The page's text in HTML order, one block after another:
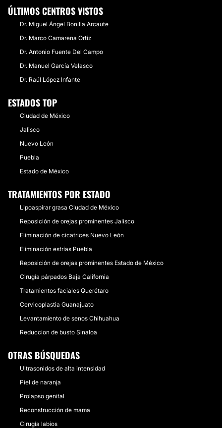
ÚLTIMOS CENTROS VISTOS
Dr. Miguel Ángel Bonilla Arcaute
Dr. Marco Camarena Ortiz
Dr. Antonio Fuente Del Campo
Dr. Manuel García Velasco
Dr. Raúl López Infante
ESTADOS TOP
Ciudad de México
Jalisco
Nuevo León
Puebla
Estado de México
TRATAMIENTOS POR ESTADO
Lipoaspirar grasa Ciudad de México
Reposición de orejas prominentes Jalisco
Eliminación de cicatrices Nuevo León
Eliminación estrías Puebla
Reposición de orejas prominentes Estado de México
Cirugía párpados Baja California
Tratamientos faciales Querétaro
Cervicoplastia Guanajuato
Levantamiento de senos Chihuahua
Reduccion de busto Sinaloa
OTRAS BÚSQUEDAS
Ultrasonidos de alta intensidad
Piel de naranja
Prolapso genital
Reconstrucción de mama
Cirugía labios